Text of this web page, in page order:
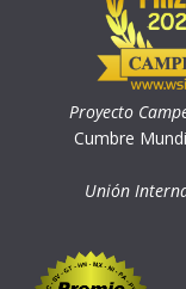
Proyecto
Cumbre
Unión